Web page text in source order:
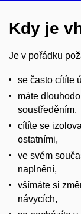
Kdy je
Je v pořádku
se často cítíte
máte
soustředěním,
cítíte se
ostatními,
ve svém
naplnění,
všímáte si
návycích,